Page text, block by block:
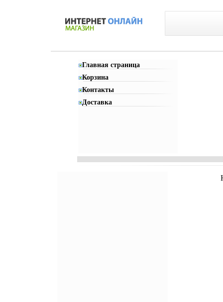
Главная страница
Корзина
Контакты
Доставка